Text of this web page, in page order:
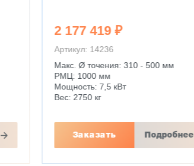
29 596 774 ₽
Артикул: 14095
Цилиндрические зубчатые колеса
прямозубые, косозубые
Макс. Ø обработки: 500 мм
Макс. модуль заготовки: 12 мм
Заказать Подробнее